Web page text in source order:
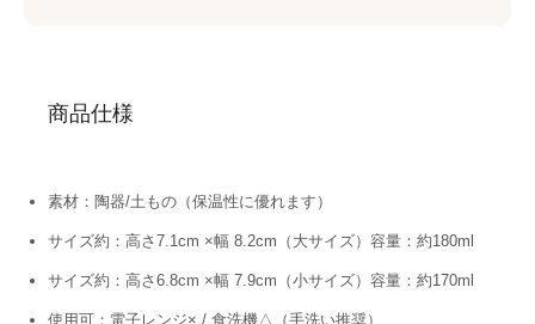
商品仕様
素材：陶器/土もの（保温性に優れます）
サイズ約：高さ7.1cm ×幅 8.2cm（大サイズ）容量：約180ml
サイズ約：高さ6.8cm ×幅 7.9cm（小サイズ）容量：約170ml
使用可：電子レンジ× / 食洗機△（手洗い推奨）